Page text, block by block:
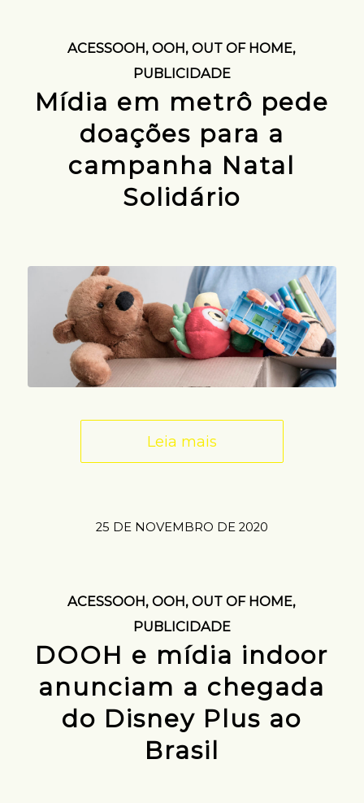
ACESSOOH,OOH,OUT OF HOME,
PUBLICIDADE
Mídia em metrô pede
doações para a
campanha Natal
Solidário
Leia mais
25 DE NOVEMBRO DE 2020
ACESSOOH,OOH,OUT OF HOME,
PUBLICIDADE
DOOH e mídia indoor
anunciam a chegada
do Disney Plus ao
Brasil